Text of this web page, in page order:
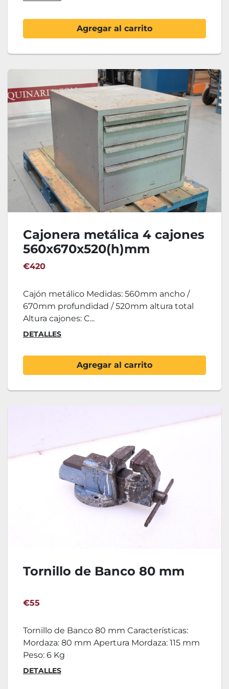
Agregar al carrito
Cajonera metálica 4 cajones
560x670x520(h)mm
€420
Cajón metálico Medidas: 560mm ancho /
670mm profundidad / 520mm altura total
Altura cajones: C...
DETALLES
Agregar al carrito
Tornillo de Banco 80 mm
€55
Tornillo de Banco 80 mm Características:
Mordaza: 80 mm Apertura Mordaza: 115 mm
Peso: 6 Kg
DETALLES